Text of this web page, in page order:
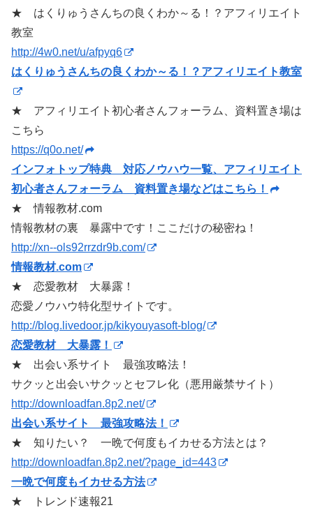
★ はくりゅうさんちの良くわか～る！？アフィリエイト
教室
http://4w0.net/u/afpyq6
はくりゅうさんちの良くわか～る！？アフィリエイト教室
★ アフィリエイト初心者さんフォーラム、資料置き場は
こちら
https://q0o.net/
インフォトップ特典 対応ノウハウ一覧、アフィリエイト
初心者さんフォーラム 資料置き場などはこちら！
★ 情報教材.com
情報教材の裏 暴露中です！ここだけの秘密ね！
http://xn--ols92rrzdr9b.com/
情報教材.com
★ 恋愛教材 大暴露！
恋愛ノウハウ特化型サイトです。
http://blog.livedoor.jp/kikyouyasoft-blog/
恋愛教材 大暴露！
★ 出会い系サイト 最強攻略法！
サクッと出会いサクッとセフレ化（悪用厳禁サイト）
http://downloadfan.8p2.net/
出会い系サイト 最強攻略法！
★ 知りたい？ 一晩で何度もイカせる方法とは？
http://downloadfan.8p2.net/?page_id=443
一晩で何度もイカせる方法
★ トレンド速報21